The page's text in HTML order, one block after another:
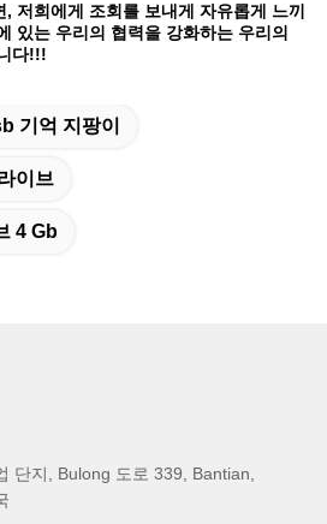
저희에게 조회를 보내게 자유롭게 느끼
있는 우리의 협력을 강화하는 우리의
다!!!
기억 지팡이
이브
4 Gb
단지, Bulong 도로 339, Bantian,